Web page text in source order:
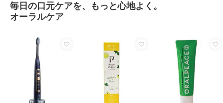
毎日の口元ケアを、もっと心地よく。
オーラルケア